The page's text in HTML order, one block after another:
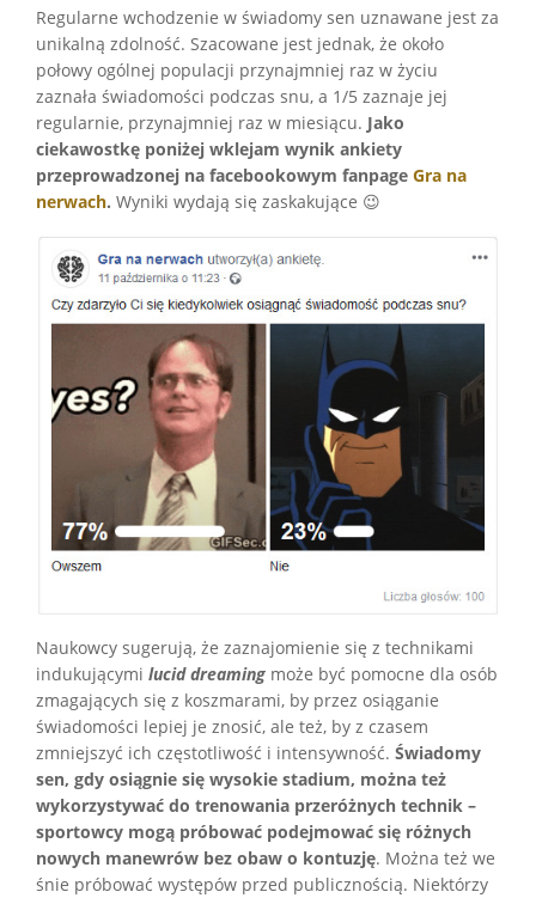
Regularne wchodzenie w świadomy sen uznawane jest za
unikalną zdolność. Szacowane jest jednak, że około
połowy ogólnej populacji przynajmniej raz w życiu
zaznała świadomości podczas snu, a 1/5 zaznaje jej
regularnie, przynajmniej raz w miesiącu. Jako
ciekawostkę poniżej wklejam wynik ankiety
przeprowadzonej na facebookowym fanpage Gra na
nerwach. Wyniki wydają się zaskakujące 😉
Naukowcy sugerują, że zaznajomienie się z technikami
indukującymi lucid dreaming może być pomocne dla osób
zmagających się z koszmarami, by przez osiąganie
świadomości lepiej je znosić, ale też, by z czasem
zmniejszyć ich częstotliwość i intensywność. Świadomy
sen, gdy osiągnie się wysokie stadium, można też
wykorzystywać do trenowania przeróżnych technik –
sportowcy mogą próbować podejmować się różnych
nowych manewrów bez obaw o kontuzję. Można też we
śnie próbować występów przed publicznością. Niektórzy